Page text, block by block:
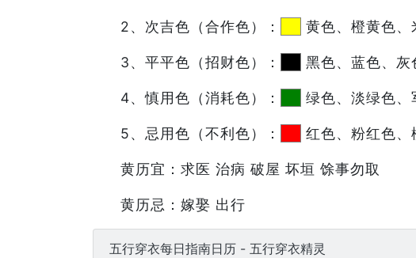
2、次吉色（合作色）： 黄色、橙黄色、
3、平平色（招财色）： 黑色、蓝色、灰
4、慎用色（消耗色）： 绿色、淡绿色、
5、忌用色（不利色）： 红色、粉红色、
黄历宜：求医 治病 破屋 坏垣 馀事勿取
黄历忌：嫁娶 出行
五行穿衣每日指南日历 - 五行穿衣精灵